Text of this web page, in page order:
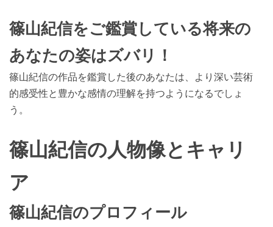
篠山紀信をご鑑賞している将来の
あなたの姿はズバリ！
篠山紀信の作品を鑑賞した後のあなたは、より深い芸術
的感受性と豊かな感情の理解を持つようになるでしょ
う。
篠山紀信の人物像とキャリ
ア
篠山紀信のプロフィール